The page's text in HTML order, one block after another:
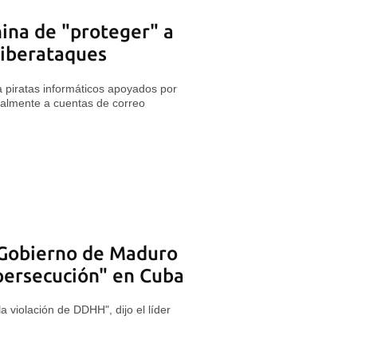
de "proteger" a
piratas informáticos apoyados por
a cuentas de correo
de Maduro
en Cuba
violación de DDHH", dijo el líder